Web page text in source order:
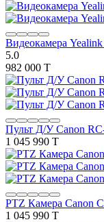
Видеокамера
5.0
982 000 T
Пульт Д/У Canon
1 045 990 T
PTZ Камера Canon
1 045 990 T